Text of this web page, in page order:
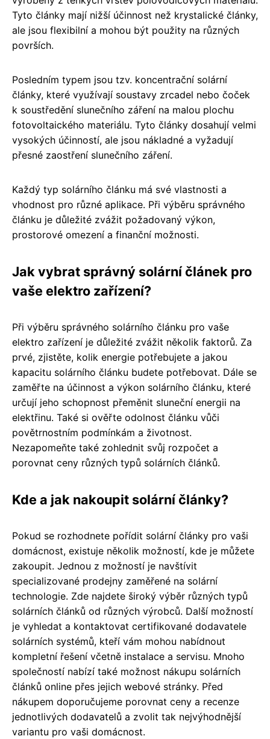
Tyto články mají nižší účinnost než krystalické články,
ale jsou flexibilní a mohou být použity na různých
površích.
Posledním typem jsou tzv. koncentrační solární
články, které využívají soustavy zrcadel nebo čoček
k soustředění slunečního záření na malou plochu
fotovoltaického materiálu. Tyto články dosahují velmi
vysokých účinností, ale jsou nákladné a vyžadují
přesné zaostření slunečního záření.
Každý typ solárního článku má své vlastnosti a
vhodnost pro různé aplikace. Při výběru správného
článku je důležité zvážit požadovaný výkon,
prostorové omezení a finanční možnosti.
Jak vybrat správný solární článek pro
vaše elektro zařízení?
Při výběru správného solárního článku pro vaše
elektro zařízení je důležité zvážit několik faktorů. Za
prvé, zjistěte, kolik energie potřebujete a jakou
kapacitu solárního článku budete potřebovat. Dále se
zaměřte na účinnost a výkon solárního článku, které
určují jeho schopnost přeměnit sluneční energii na
elektřinu. Také si ověřte odolnost článku vůči
povětrnostním podmínkám a životnost.
Nezapomeňte také zohlednit svůj rozpočet a
porovnat ceny různých typů solárních článků.
Kde a jak nakoupit solární články?
Pokud se rozhodnete pořídit solární články pro vaši
domácnost, existuje několik možností, kde je můžete
zakoupit. Jednou z možností je navštívit
specializované prodejny zaměřené na solární
technologie. Zde najdete široký výběr různých typů
solárních článků od různých výrobců. Další možností
je vyhledat a kontaktovat certifikované dodavatele
solárních systémů, kteří vám mohou nabídnout
kompletní řešení včetně instalace a servisu. Mnoho
společností nabízí také možnost nákupu solárních
článků online přes jejich webové stránky. Před
nákupem doporučujeme porovnat ceny a recenze
jednotlivých dodavatelů a zvolit tak nejvýhodnější
variantu pro vaši domácnost.